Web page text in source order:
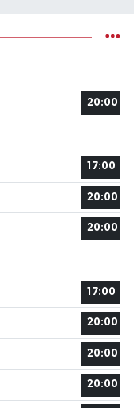
20:00
17:00
20:00
20:00
17:00
20:00
20:00
20:00